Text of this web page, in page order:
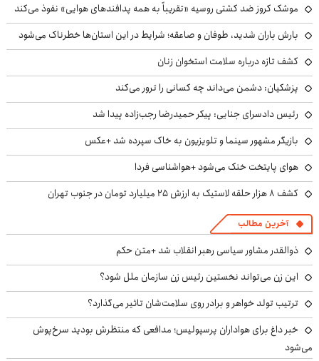
موشک کروز ضد کشتی روسیه «تقریباً به همه پدافندهای هوایی» نفوذ می‌کند
بارش باران شدید، طوفان و صاعقه؛ شرایط در این استان‌ها خطرناک می‌شود
کشف تازه درباره سلامت استخوان زنان
پزشکیان: دشمن می‌داند چه کسانی را ترور می‌کند
رئیس دادسرای جنایی: پیکر حمیدرضا رجب‌زاده پیدا شد
بازیگر مشهور سینما و تلویزیون به خاک سپرده شد +عکس
هوای پایتخت خنک می‌شود +هواشناسی فردا
کشف ۸ هزار حلقه لاستیک به ارزش ۲۵ میلیارد تومان در جنوب تهران
آخرین مطالب
ذوالقدر مشاور سیاسی رهبر انقلاب شد +متن حکم
این زن می‌تواند نخستین رئیس زن سازمان ملل شود؟
ترتیب تولد خواهر و برادر روی سلامت‌شان تاثیر می‌گذارد؟
خبر داغ برای هواداران پرسپولیس؛ مدافعی که منتظرش بودید سرخ‌پوش
می‌شود